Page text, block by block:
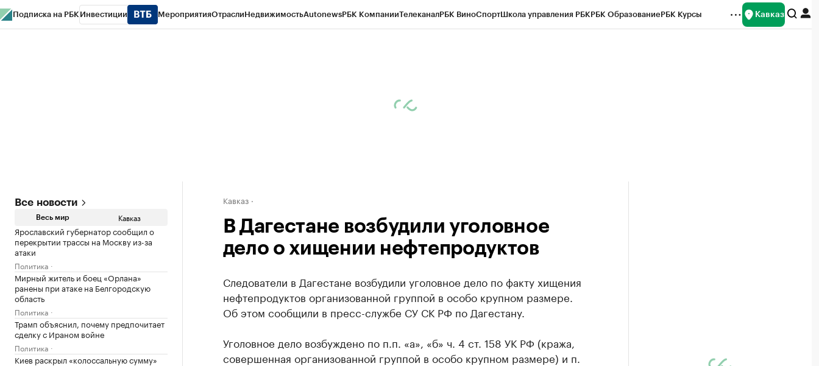
Подписка на РБК Инвестиции МероприятияОтраслиНедвижимостьAutonewsРБК КомпанииТелеканалРБК ВиноСпортШкола управления РБКРБК ОбразованиеРБК Курсы Кавказ
Все новости
Весь мир Кавказ
Ярославский губернатор сообщил о
перекрытии трассы на Москву из-за
атаки
Политика
Мирный житель и боец «Орлана»
ранены при атаке на Белгородскую
область
Политика
Трамп объяснил, почему предпочитает
сделку с Ираном войне
Политика
Киев раскрыл «колоссальную сумму»
Кавказ
В Дагестане возбудили уголовное
дело о хищении нефтепродуктов
Следователи в Дагестане возбудили уголовное дело по факту хищения
нефтепродуктов организованной группой в особо крупном размере.
Об этом сообщили в пресс-службе СУ СК РФ по Дагестану.
Уголовное дело возбуждено по п.п. «а», «б» ч. 4 ст. 158 УК РФ (кража,
совершенная организованной группой в особо крупном размере) и п.